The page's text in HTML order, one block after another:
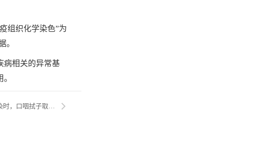
组织化学染色”为
。
病相关的异常基
下一篇：用核酸方法检测儿童呼吸道肺炎支原体感染时，口咽拭子取样的检出率远高于鼻咽拭子